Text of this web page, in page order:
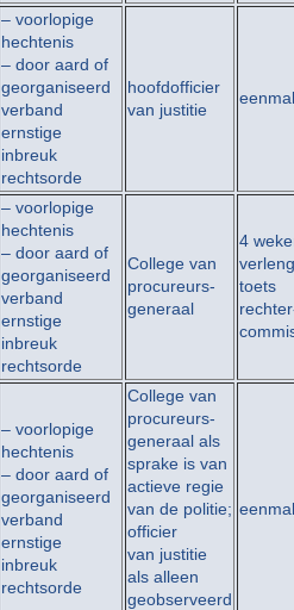
– voorlopige
hechtenis
– door aard of
georganiseerd
verband
ernstige
inbreuk
rechtsorde
hoofdofficier
van justitie
– voorlopige
hechtenis
– door aard of
georganiseerd
verband
ernstige
inbreuk
rechtsorde
College van
procureurs-
generaal
4
toets
– voorlopige
hechtenis
– door aard of
georganiseerd
verband
ernstige
inbreuk
rechtsorde
College van
procureurs-
generaal als
sprake is van
actieve regie
van de politie;
officier
van justitie
als alleen
geobserveerd